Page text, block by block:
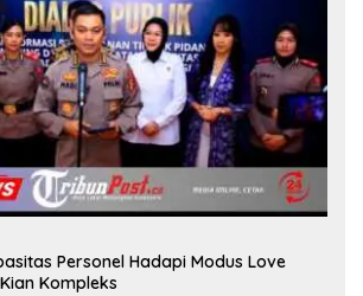
Personel Hadapi Modus Love
Kompleks